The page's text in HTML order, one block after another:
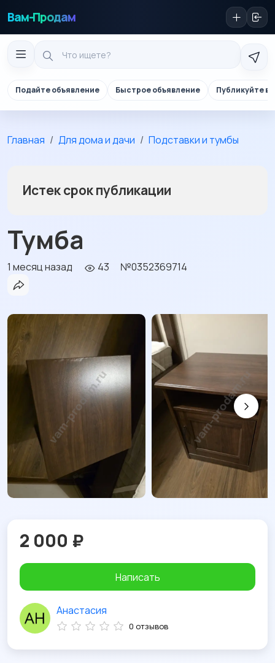
Вам-Продам
Подайте объявление Быстрое объявление Публикуйте в
Главная Для дома и дачи Подставки и тумбы
Истек срок публикации
Тумба
1 месяц назад 43 №0352369714
2 000 ₽
Написать
Анастасия
0 отзывов